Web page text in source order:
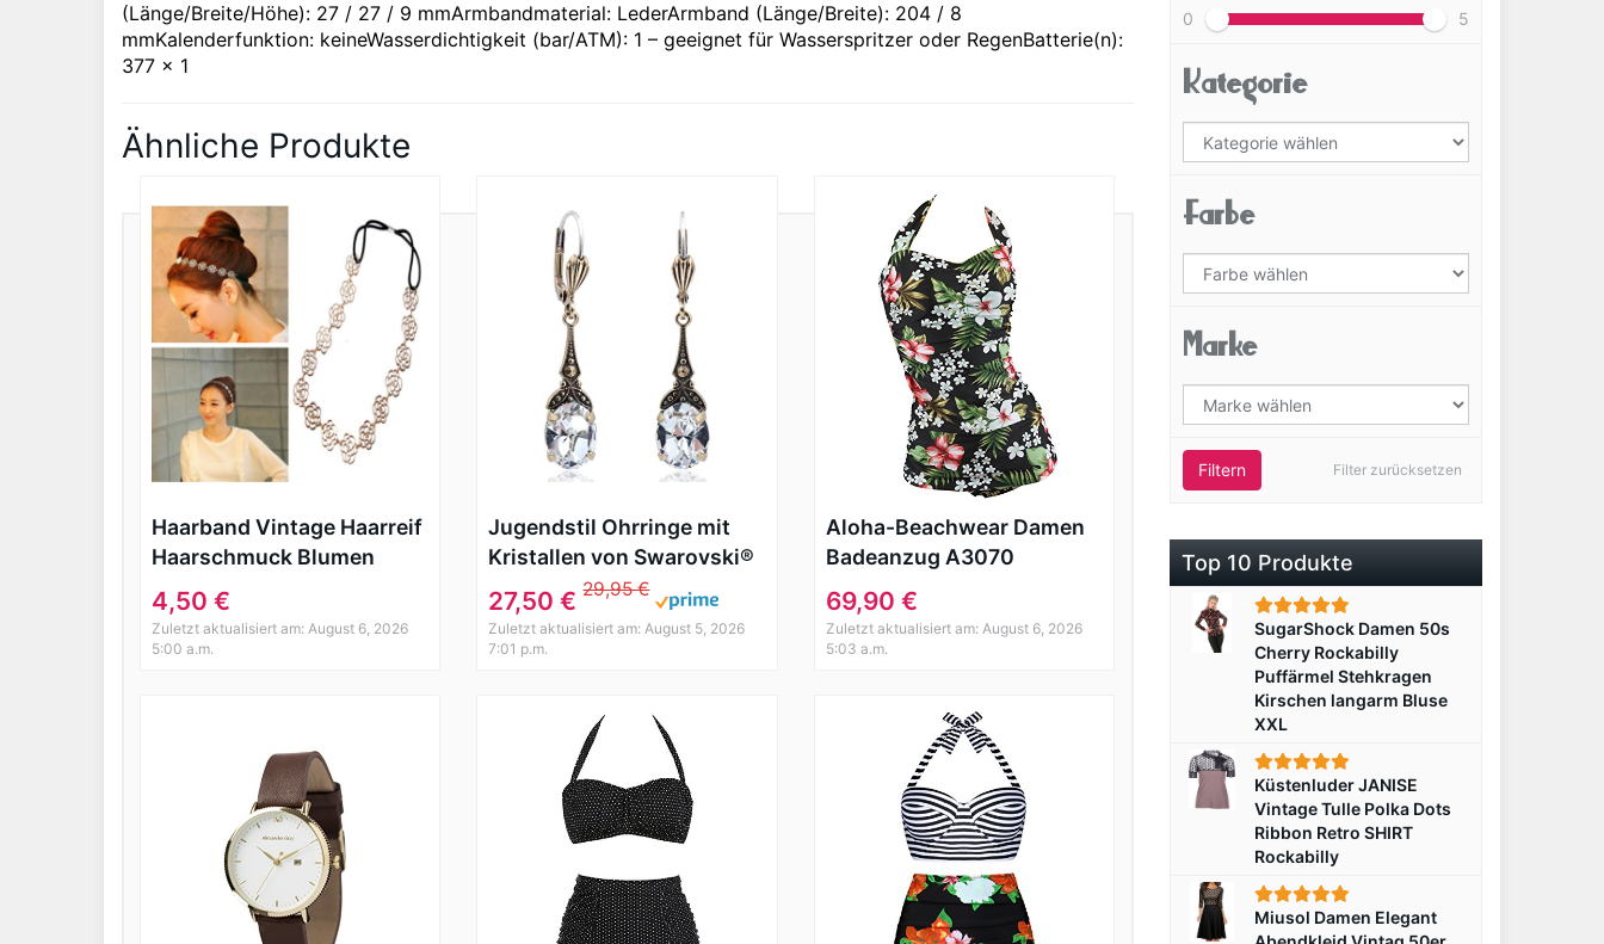
(Länge/Breite/Höhe): 27 / 27 / 9 mmArmbandmaterial: LederArmband (Länge/Breite): 204 / 8
mmKalenderfunktion: keineWasserdichtigkeit (bar/ATM): 1 – geeignet für Wasserspritzer oder RegenBatterie(n):
377 x 1
Ähnliche Produkte
Haarband Vintage Haarreif
Haarschmuck Blumen
Blogger Boho Stirnband
Hochzeit schumck
4,50 €
Zuletzt aktualisiert am: August 6, 2026
5:00 a.m.
Jugendstil Ohrringe mit
Kristallen von Swarovski®
Gold Crystal NOBEL
SCHMUCK
27,50 €29,95 €
Zuletzt aktualisiert am: August 5, 2026
7:01 p.m.
Aloha-Beachwear Damen
Badeanzug A3070
Mehrfarbig Gr. 44
69,90 €
Zuletzt aktualisiert am: August 6, 2026
5:03 a.m.
0 5
Kategorie
Farbe
Marke
Filter zurücksetzen
Filtern
Top 10 Produkte
SugarShock Damen 50s
Cherry Rockabilly
Puffärmel Stehkragen
Kirschen langarm Bluse
XXL
Küstenluder JANISE
Vintage Tulle Polka Dots
Ribbon Retro SHIRT
Rockabilly
Miusol Damen Elegant